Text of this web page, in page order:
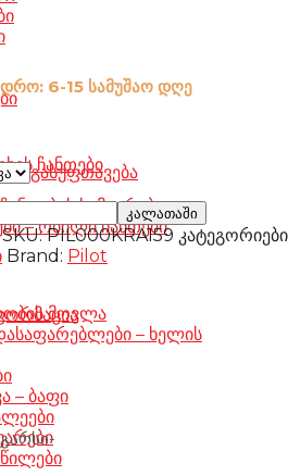
ჩანთები
სამაგრები
– რბილი ჩანთები
მოვლა
– ხელის
– ბაფი
6-15 სამუშაო დღე
გასუფთავება
კალათაში
SKU:PIL000KRA159 კატეგორიები
Brand: Pilot